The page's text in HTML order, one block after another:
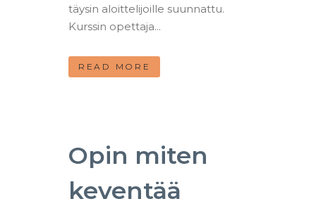
täysin aloittelijoille suunnattu.
Kurssin opettaja...
READ MORE
Opin miten
keventää